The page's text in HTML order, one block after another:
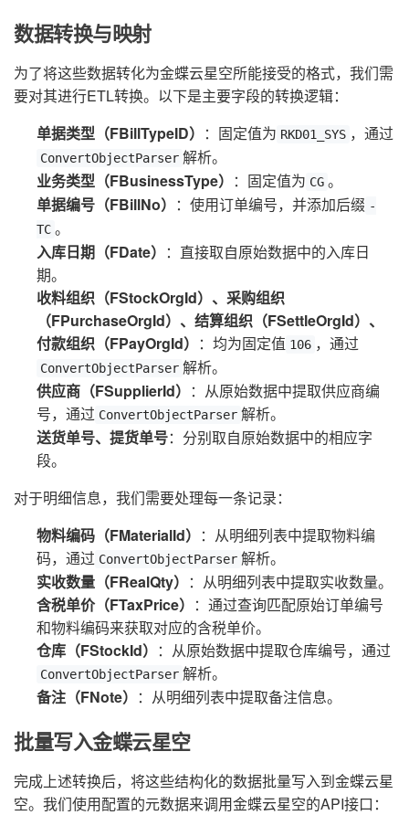
数据转换与映射
为了将这些数据转化为金蝶云星空所能接受的格式，我们需
要对其进行ETL转换。以下是主要字段的转换逻辑：
单据类型（FBillTypeID） ：固定值为 RKD01_SYS ，通过
ConvertObjectParser 解析。
业务类型（FBusinessType） ：固定值为 CG 。
单据编号（FBillNo） ：使用订单编号，并添加后缀 -
TC 。
入库日期（FDate） ：直接取自原始数据中的入库日
期。
收料组织（FStockOrgId）、采购组织
（FPurchaseOrgId）、结算组织（FSettleOrgId）、
付款组织（FPayOrgId） ：均为固定值 106 ，通过
ConvertObjectParser 解析。
供应商（FSupplierId） ：从原始数据中提取供应商编
号，通过 ConvertObjectParser 解析。
送货单号、提货单号：分别取自原始数据中的相应字
段。
对于明细信息，我们需要处理每一条记录：
物料编码（FMaterialId） ：从明细列表中提取物料编
码，通过 ConvertObjectParser 解析。
实收数量（FRealQty） ：从明细列表中提取实收数量。
含税单价（FTaxPrice） ：通过查询匹配原始订单编号
和物料编码来获取对应的含税单价。
仓库（FStockId） ：从原始数据中提取仓库编号，通过
ConvertObjectParser 解析。
备注（FNote） ：从明细列表中提取备注信息。
批量写入金蝶云星空
完成上述转换后，将这些结构化的数据批量写入到金蝶云星
空。我们使用配置的元数据来调用金蝶云星空的API接口：